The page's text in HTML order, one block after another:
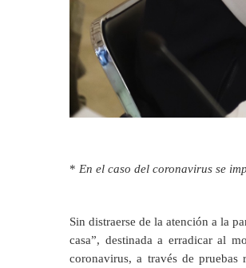
* En el caso del coronavirus se
Sin distraerse de la atención a la
casa”, destinada a erradicar al
coronavirus, a través de